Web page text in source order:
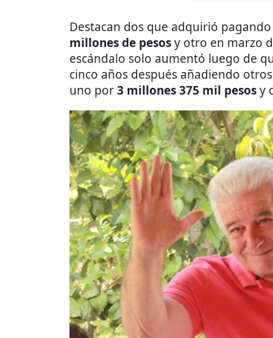
Destacan dos que adquirió
millones de pesosy otro en marzo
escándalo solo aumentó luego de
cinco años después añadiendo
uno por3 millones 375 mil pesosy